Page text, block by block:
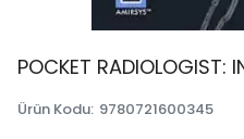
POCKET RADIOLOGIST:
Ürün Kodu: 9780721600345